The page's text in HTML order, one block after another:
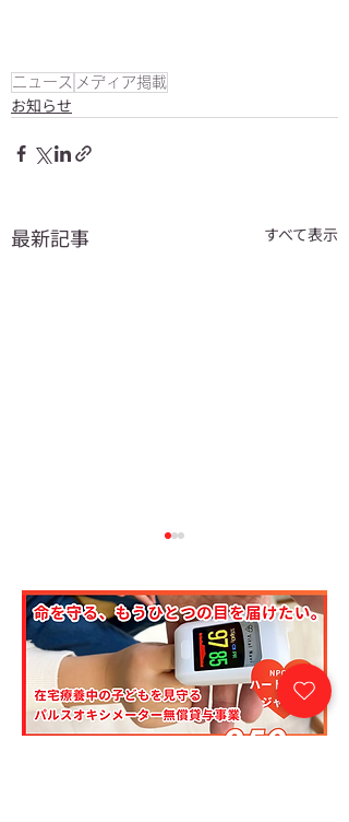
ニュース メディア掲載
お知らせ
最新記事 すべて表示
年度末パルスオキシメ
ーター発送一時休止の